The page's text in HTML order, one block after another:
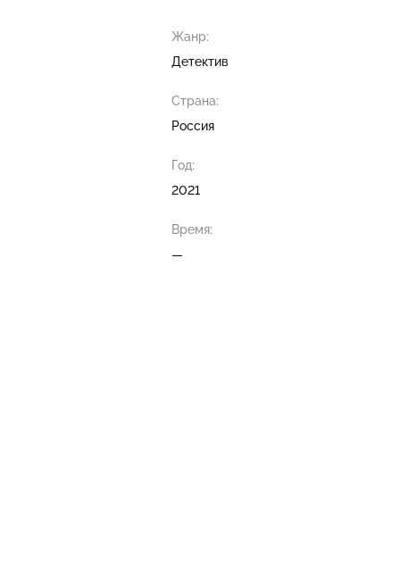
Жанр:
Детектив
Страна:
Россия
Год:
2021
Время:
—